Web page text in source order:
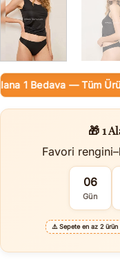
1 Bedava — Tüm
🎁 1
Favori
06
Gün
⚠️ Sepete en az 2 ürün